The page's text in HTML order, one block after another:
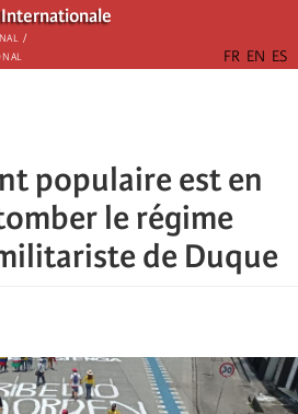
/
populaire est en
le régime
de Duque